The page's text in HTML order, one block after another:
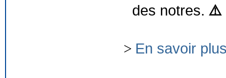
des notres. ⚠️
> En savoir